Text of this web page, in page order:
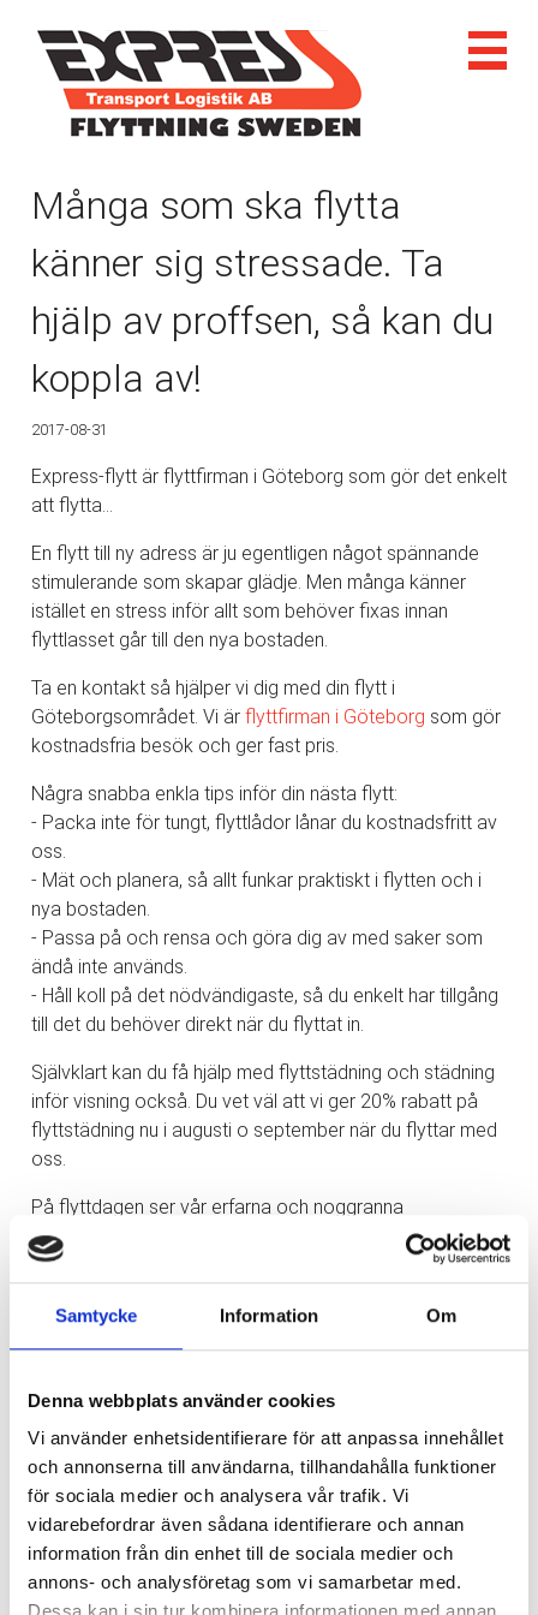
Samtycke Information Om
Denna webbplats använder cookies
Vi använder enhetsidentifierare för att anpassa innehållet
och annonserna till användarna, tillhandahålla funktioner
för sociala medier och analysera vår trafik. Vi
vidarebefordrar även sådana identifierare och annan
information från din enhet till de sociala medier och
annons- och analysföretag som vi samarbetar med.
Många som ska flytta
känner sig stressade. Ta
hjälp av proffsen, så kan du
koppla av!
2017-08-31
Express-flytt är flyttfirman i Göteborg som gör det enkelt
att flytta…
En flytt till ny adress är ju egentligen något spännande
stimulerande som skapar glädje. Men många känner
istället en stress inför allt som behöver fixas innan
flyttlasset går till den nya bostaden.
Ta en kontakt så hjälper vi dig med din flytt i
Göteborgsområdet. Vi är flyttfirman i Göteborg som gör
kostnadsfria besök och ger fast pris.
Några snabba enkla tips inför din nästa flytt:
- Packa inte för tungt, flyttlådor lånar du kostnadsfritt av
oss.
- Mät och planera, så allt funkar praktiskt i flytten och i
nya bostaden.
- Passa på och rensa och göra dig av med saker som
ändå inte används.
- Håll koll på det nödvändigaste, så du enkelt har tillgång
till det du behöver direkt när du flyttat in.
Självklart kan du få hjälp med flyttstädning och städning
inför visning också. Du vet väl att vi ger 20% rabatt på
flyttstädning nu i augusti o september när du flyttar med
oss.
På flyttdagen ser vår erfarna och noggranna
flyttpersonal till att dina saker kommer till din nya adress.
Antingen är du hemma och släpper in oss eller så lämnar
Vi erbjuder våra flyttjänster i hela Göteborgsregionen, ta
en kontakt redan idag.
Nyhetsarkiv